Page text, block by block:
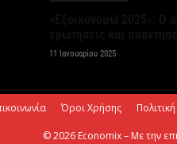
11 Ιανουαρίου 2025
Όροι Χρήσης
© 2026 Economix – Με την